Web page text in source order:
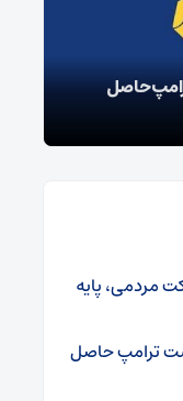
حاصل
مردمی، پایه
ترامپ حاصل